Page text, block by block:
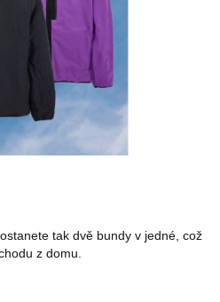
tak dvě bundy v jedné, což
z domu.